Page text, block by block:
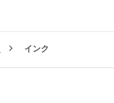
インク